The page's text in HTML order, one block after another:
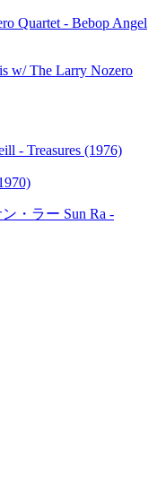
w/ The Larry Nozero
- Treasures (1976)
・ラー Sun Ra -